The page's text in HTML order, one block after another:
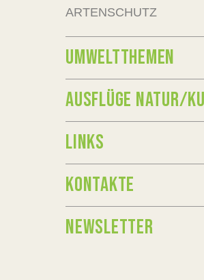
ARTENSCHUTZ
UMWELTTHEMEN
AUSFLÜGE NATUR/
LINKS
KONTAKTE
NEWSLETTER